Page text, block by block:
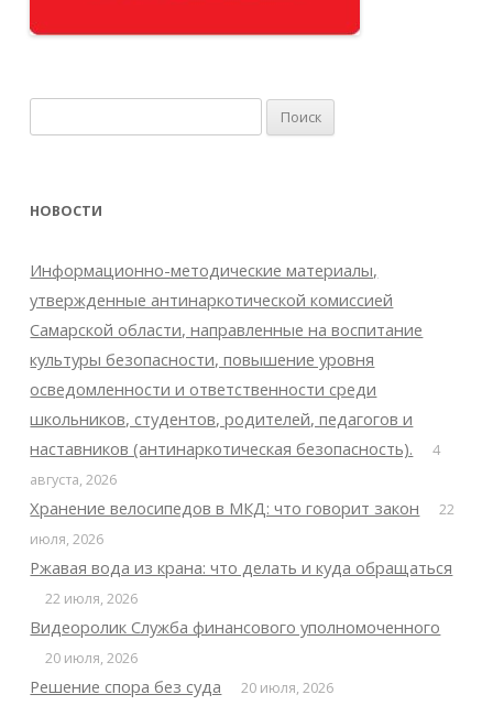
НОВОСТИ
Информационно-методические материалы,
утвержденные антинаркотической комиссией
Самарской области, направленные на воспитание
культуры безопасности, повышение уровня
осведомленности и ответственности среди
школьников, студентов, родителей, педагогов и
наставников (антинаркотическая безопасность).
4
августа, 2026
Хранение велосипедов в МКД: что говорит закон
22
июля, 2026
Ржавая вода из крана: что делать и куда обращаться
22 июля, 2026
Видеоролик Служба финансового уполномоченного
20 июля, 2026
Решение спора без суда 20 июля, 2026